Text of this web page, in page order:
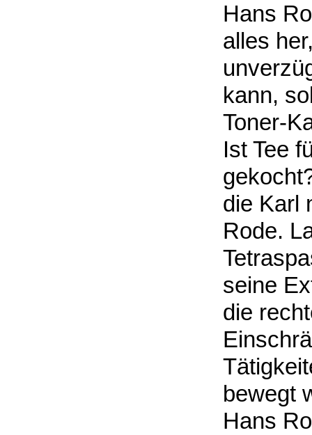
Hans
alles
kann,
Toner-
Ist Tee
die Karl
Rode.
seine
die
bewegt
Hans